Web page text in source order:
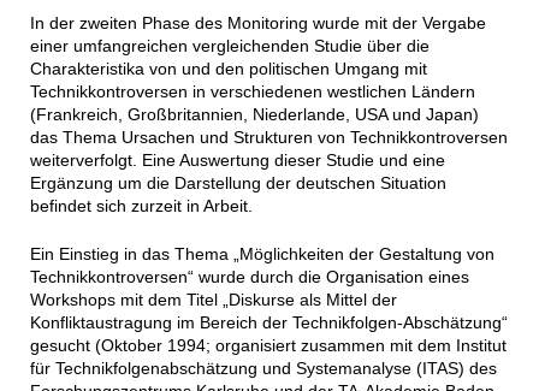
In der zweiten Phase des Monitoring wurde mit der Vergabe
einer umfangreichen vergleichenden Studie über die
Charakteristika von und den politischen Umgang mit
Technikkontroversen in verschiedenen westlichen Ländern
(Frankreich, Großbritannien, Niederlande, USA und Japan)
das Thema Ursachen und Strukturen von Technikkontroversen
weiterverfolgt. Eine Auswertung dieser Studie und eine
Ergänzung um die Darstellung der deutschen Situation
befindet sich zurzeit in Arbeit.
Ein Einstieg in das Thema „Möglichkeiten der Gestaltung von
Technikkontroversen“ wurde durch die Organisation eines
Workshops mit dem Titel „Diskurse als Mittel der
Konfliktaustragung im Bereich der Technikfolgen-Abschätzung“
gesucht (Oktober 1994; organisiert zusammen mit dem Institut
für Technikfolgenabschätzung und Systemanalyse (ITAS) des